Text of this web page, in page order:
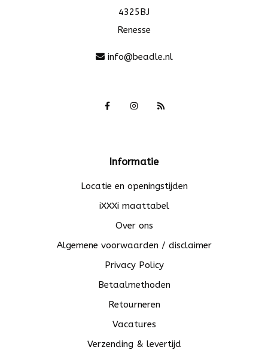
4325BJ
Renesse
info@beadle.nl
Informatie
Locatie en openingstijden
iXXXi maattabel
Over ons
Algemene voorwaarden / disclaimer
Privacy Policy
Betaalmethoden
Retourneren
Vacatures
Verzending & levertijd